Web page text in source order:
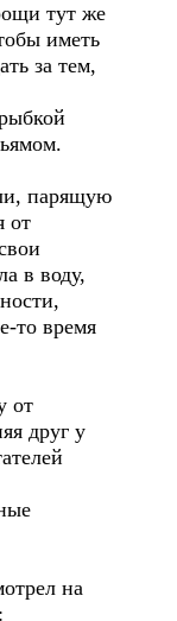
тут же
иметь
за тем,
парящую
от
в воду,
то время
от
друг у
на